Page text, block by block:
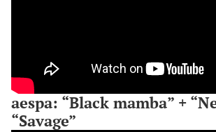
aespa: “Black mamba” +
“Savage”